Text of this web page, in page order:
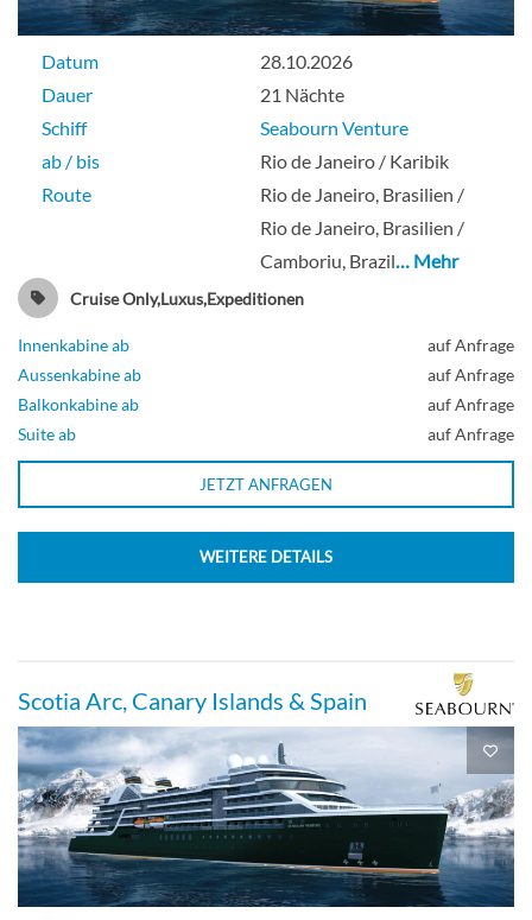
Datum
28.10.2026
Dauer
21 Nächte
Schiff
Seabourn Venture
ab / bis
Rio de Janeiro / Karibik
Route
Rio de Janeiro, Brasilien /
Rio de Janeiro, Brasilien /
Camboriu, Brazil… Mehr
Cruise Only,Luxus,Expeditionen
Innenkabine ab
auf Anfrage
Aussenkabine ab
auf Anfrage
Balkonkabine ab
auf Anfrage
Suite ab
auf Anfrage
JETZT ANFRAGEN
WEITERE DETAILS
Scotia Arc, Canary Islands & Spain